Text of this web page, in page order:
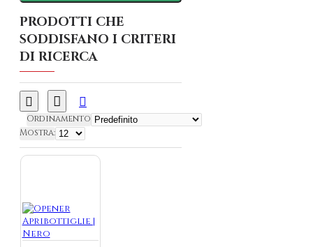
PRODOTTI CHE
SODDISFANO I CRITERI
DI RICERCA
Ordinamento
Mostra: